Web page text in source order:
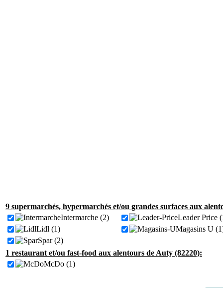
9 supermarchés, hypermarchés et/ou grandes surfaces aux
Intermarche (2)
Leader Price
Lidl (1)
Magasins U
Spar (2)
1 restaurant et/ou fast-food aux alentours de Auty (82220):
McDo (1)